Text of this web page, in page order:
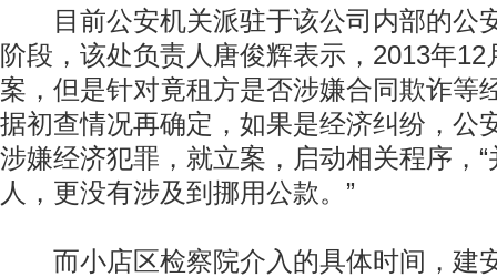
目前公安机关派驻于该公司内部的公
阶段，该处负责人唐俊辉表示，2013年
案，但是针对竟租方是否涉嫌合同欺诈等
据初查情况再确定，如果是经济纠纷，公
涉嫌经济犯罪，就立案，启动相关程序，
人，更没有涉及到挪用公款。”
而小店区检察院介入的具体时间，建